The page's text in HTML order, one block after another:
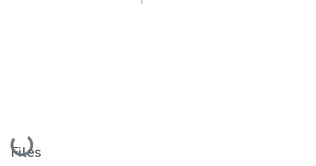
Loading...
Files